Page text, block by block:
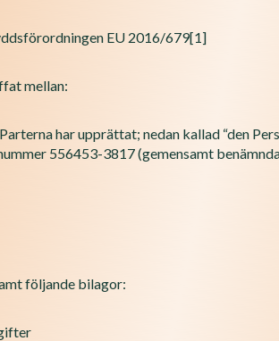
EU 2016/679[1]
mellan:
har upprättat; nedan kallad “den
556453-3817 (gemensamt
följande bilagor: